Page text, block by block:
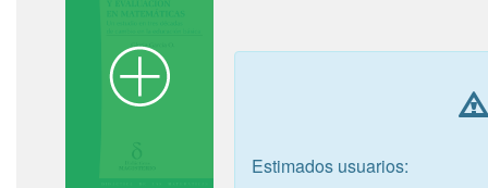
Estimados usuarios: